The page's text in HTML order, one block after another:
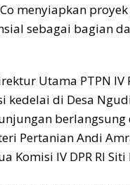
menyiapkan
sebagai bagian
Utama PTPN IV
di Desa
Pertanian Andi
Komisi IV DPR RI